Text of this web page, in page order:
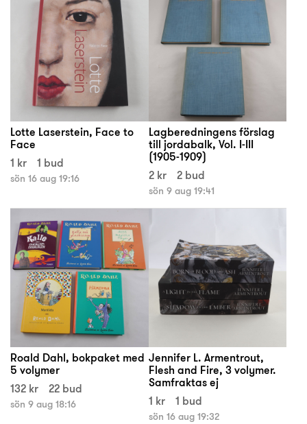
Lotte Laserstein, Face to
Face
1 kr
1 bud
sön 16 aug 19:16
Lagberedningens förslag
till jordabalk, Vol. I-III
(1905-1909)
2 kr
2 bud
sön 9 aug 19:41
Roald Dahl, bokpaket med
5 volymer
132 kr
22 bud
sön 9 aug 18:16
Jennifer L. Armentrout,
Flesh and Fire, 3 volymer.
Samfraktas ej
1 kr
1 bud
sön 16 aug 19:32